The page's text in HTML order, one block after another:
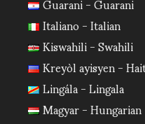
Italiano - Italian
Kiswahili - Swahili
Kreyòl ayisyen -
Lingála - Lingala
Magyar - Hungarian